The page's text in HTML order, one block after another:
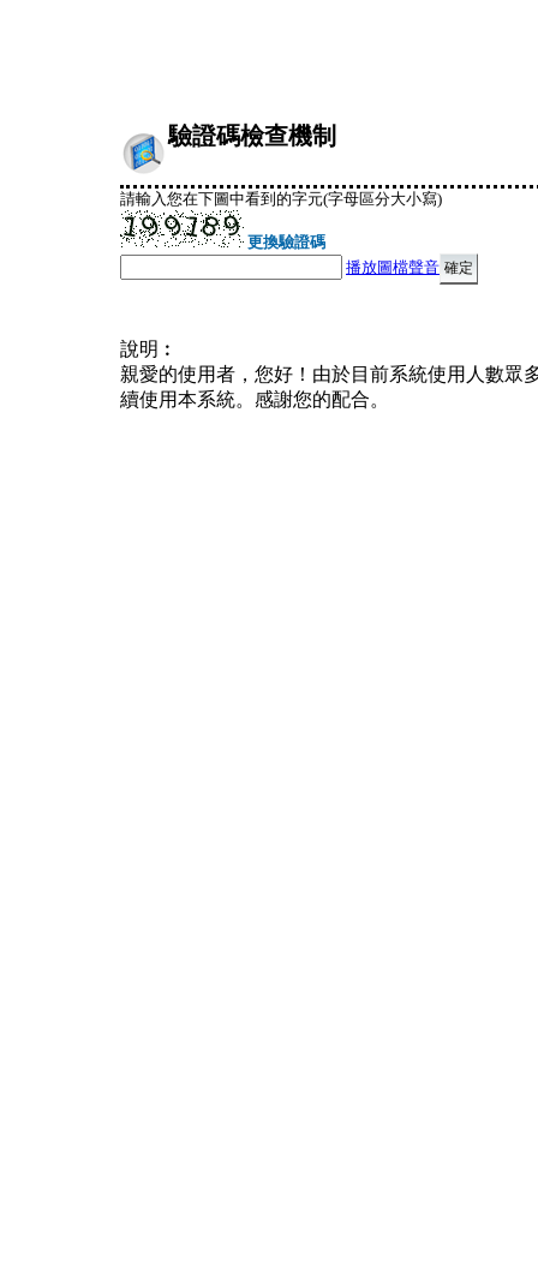
驗證碼檢查機制
請輸入您在下圖中看到的字元(字母區分大小寫)
更換驗證碼
播放圖檔聲音
說明︰
親愛的使用者，您好！由於目前系統使用人數眾
續使用本系統。感謝您的配合。